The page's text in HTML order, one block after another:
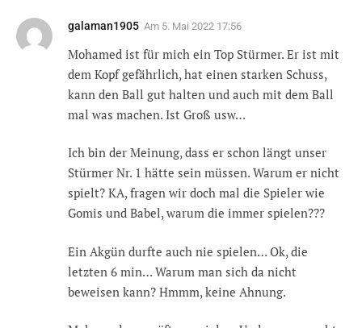
galaman1905 Am 5. Mai 2022 17:56
Mohamed ist für mich ein Top Stürmer. Er ist mit
dem Kopf gefährlich, hat einen starken Schuss,
kann den Ball gut halten und auch mit dem Ball
mal was machen. Ist Groß usw…
Ich bin der Meinung, dass er schon längt unser
Stürmer Nr. 1 hätte sein müssen. Warum er nicht
spielt? KA, fragen wir doch mal die Spieler wie
Gomis und Babel, warum die immer spielen???
Ein Akgün durfte auch nie spielen… Ok, die
letzten 6 min… Warum man sich da nicht
beweisen kann? Hmmm, keine Ahnung.